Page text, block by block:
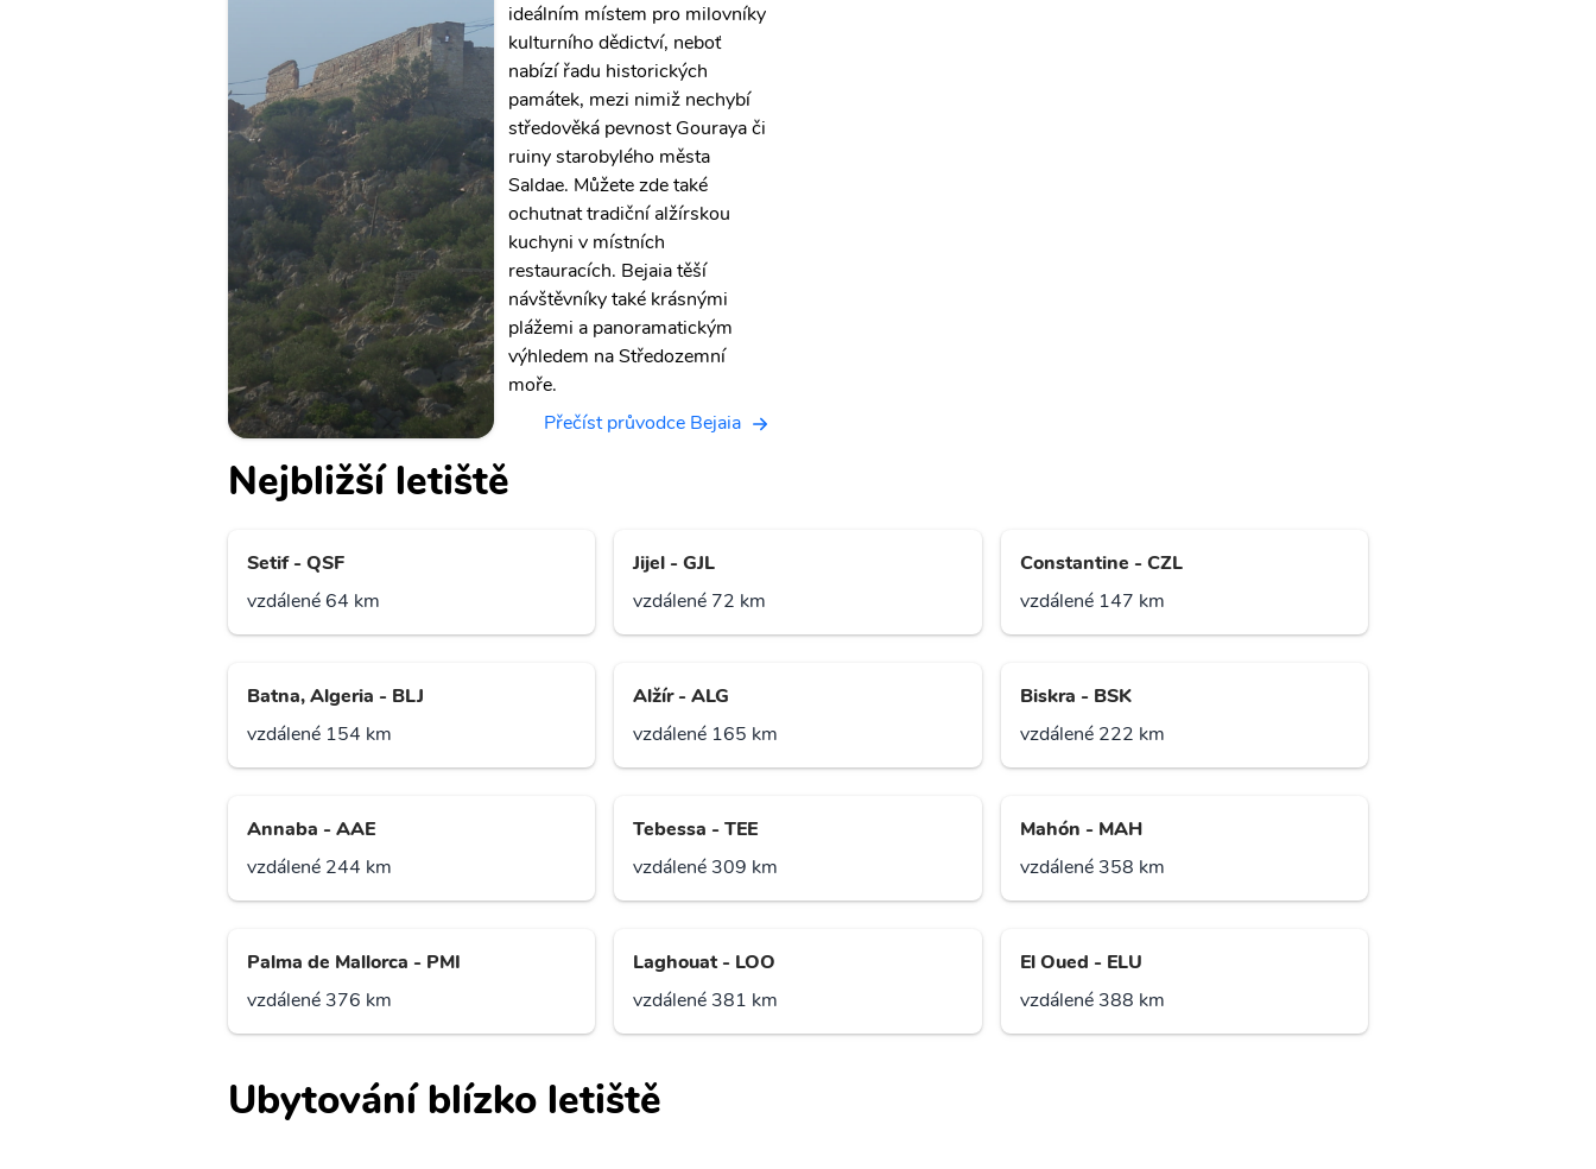
ideálním místem pro milovníky
kulturního dědictví, neboť
nabízí řadu historických
památek, mezi nimiž nechybí
středověká pevnost Gouraya či
ruiny starobylého města
Saldae. Můžete zde také
ochutnat tradiční alžírskou
kuchyni v místních
restauracích. Bejaia těší
návštěvníky také krásnými
plážemi a panoramatickým
výhledem na Středozemní
moře.
Přečíst průvodce Bejaia
Nejbližší letiště
Setif - QSF
vzdálené 64 km
Jijel - GJL
vzdálené 72 km
Constantine - CZL
vzdálené 147 km
Batna, Algeria - BLJ
vzdálené 154 km
Alžír - ALG
vzdálené 165 km
Biskra - BSK
vzdálené 222 km
Annaba - AAE
vzdálené 244 km
Tebessa - TEE
vzdálené 309 km
Mahón - MAH
vzdálené 358 km
Palma de Mallorca - PMI
vzdálené 376 km
Laghouat - LOO
vzdálené 381 km
El Oued - ELU
vzdálené 388 km
Ubytování blízko letiště